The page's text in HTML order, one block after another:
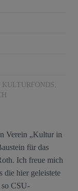
KULTURFONDS,
Verein „Kultur in
für das
Ich freue mich
die hier geleistete
so CSU-